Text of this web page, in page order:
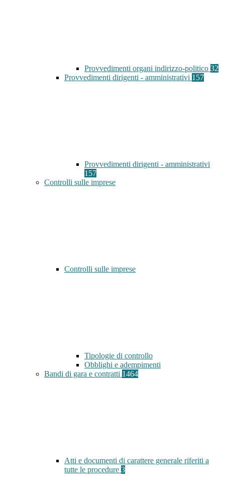
Provvedimenti organi indirizzo-politico 32
Provvedimenti dirigenti - amministrativi 157
Provvedimenti dirigenti - amministrativi
157
Controlli sulle imprese
Controlli sulle imprese
Tipologie di controllo
Obblighi e adempimenti
Bandi di gara e contratti 1464
Atti e documenti di carattere generale riferiti a
tutte le procedure 3